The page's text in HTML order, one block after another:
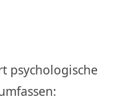
psychologische